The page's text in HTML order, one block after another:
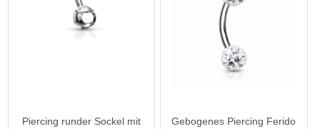
Piercing runder Sockel mit
Gebogenes Piercing Ferido